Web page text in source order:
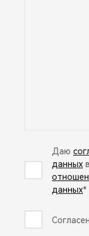
Даю
данных
данных*